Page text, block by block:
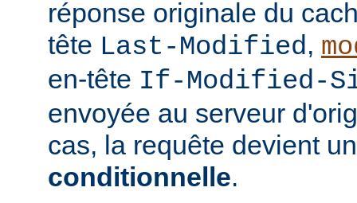
réponse originale du
tête Last-Modified,
en-tête If-Modified-
envoyée au serveur
cas, la requête devient
conditionnelle.